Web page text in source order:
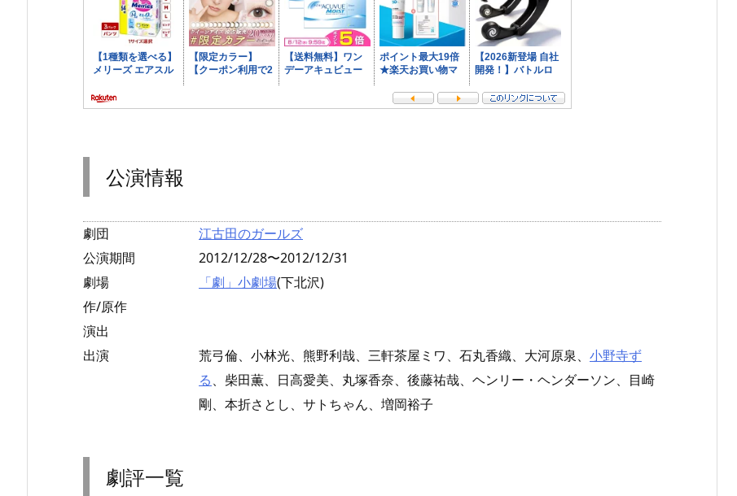
公演情報
劇団
江古田のガールズ
公演期間
2012/12/28〜2012/12/31
劇場
「劇」小劇場(下北沢)
作/原作
演出
出演
荒弓倫、小林光、熊野利哉、三軒茶屋ミワ、石丸香織、大河原泉、 小野寺ず
る、柴田薫、日高愛美、丸塚香奈、後藤祐哉、ヘンリー・ヘンダーソン、目崎
剛、本折さとし、サトちゃん、増岡裕子
劇評一覧